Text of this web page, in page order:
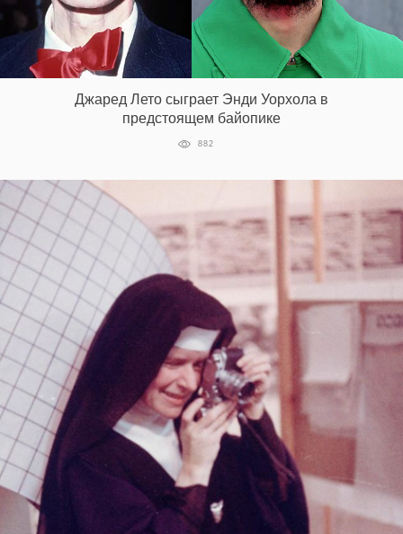
Джаред Лето сыграет Энди Уорхола в
предстоящем байопике
882